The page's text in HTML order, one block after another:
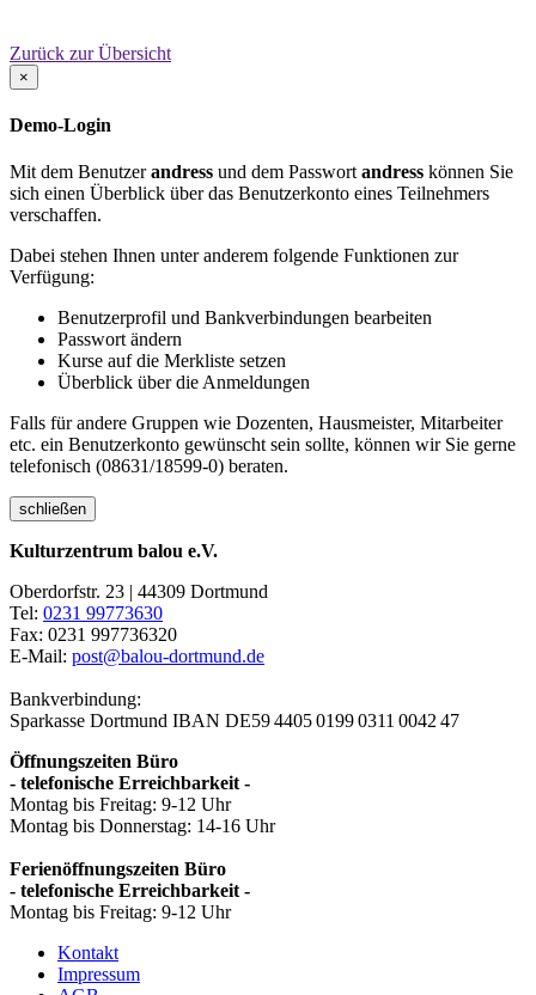
Zurück zur Übersicht
×
Demo-Login
Mit dem Benutzerandress und dem Passwort andress können Sie
sich einen Überblick über das Benutzerkonto eines Teilnehmers
verschaffen.
Dabei stehen Ihnen unter anderem folgende Funktionen zur
Verfügung:
Benutzerprofil und Bankverbindungen bearbeiten
Passwort ändern
Kurse auf die Merkliste setzen
Überblick über die Anmeldungen
Falls für andere Gruppen wie Dozenten, Hausmeister, Mitarbeiter
etc. ein Benutzerkonto gewünscht sein sollte, können wir Sie gerne
telefonisch (08631/18599-0) beraten.
schließen
Kulturzentrum balou e.V.
Oberdorfstr. 23 | 44309 Dortmund
Tel: 0231 99773630
Fax: 0231 997736320
E-Mail: post@balou-dortmund.de
Bankverbindung:
Sparkasse Dortmund IBAN DE59 4405 0199 0311 0042 47
Öffnungszeiten Büro
- telefonische Erreichbarkeit -
Montag bis Freitag: 9-12 Uhr
Montag bis Donnerstag: 14-16 Uhr
Ferienöffnungszeiten Büro
- telefonische Erreichbarkeit -
Montag bis Freitag: 9-12 Uhr
Kontakt
Impressum